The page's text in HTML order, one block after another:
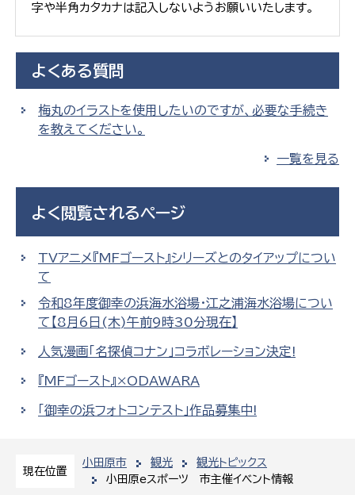
現在位置
小田原市 観光
観光トピックス
小田原eスポーツ 市主催イベント情報
字や半角カタカナは記入しないようお願いいたします。
よくある質問
梅丸のイラストを使用したいのですが、必要な手続き
を教えてください。
一覧を見る
よく閲覧されるページ
TVアニメ『MFゴースト』シリーズとのタイアップについ
て
令和8年度御幸の浜海水浴場・江之浦海水浴場につい
て【8月6日(木)午前9時30分現在】
人気漫画「名探偵コナン」コラボレーション決定!
『MFゴースト』×ODAWARA
「御幸の浜フォトコンテスト」作品募集中!